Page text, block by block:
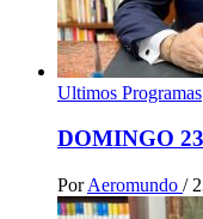
Ultimos Programas
DOMINGO
Por Aeromundo /